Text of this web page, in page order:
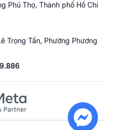
Phú Thọ, Thành phố Hồ Chí
Trọng Tấn, Phường Phương